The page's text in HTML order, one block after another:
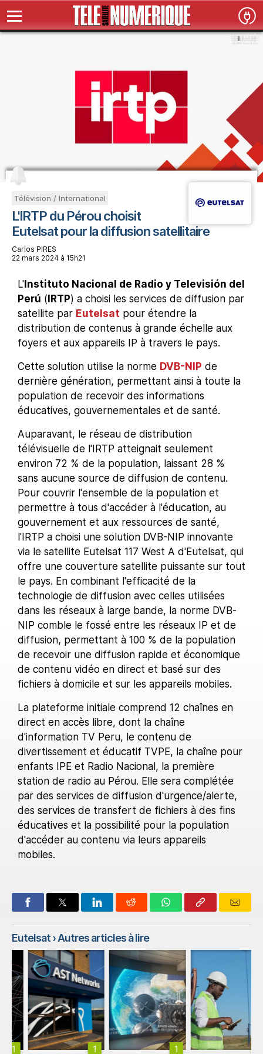
Télévision / International
L'IRTP du Pérou choisit
Eutelsat pour la diffusion satellitaire
Carlos PIRES
22 mars 2024 à 15h21
L' Instituto Nacional de Radio y Televisión del
Perú ( IRTP) a choisi les services de diffusion par
satellite par Eutelsat pour étendre la
distribution de contenus à grande échelle aux
foyers et aux appareils IP à travers le pays.
Cette solution utilise la norme DVB-NIP de
dernière génération, permettant ainsi à toute la
population de recevoir des informations
éducatives, gouvernementales et de santé.
Auparavant, le réseau de distribution
télévisuelle de l'IRTP atteignait seulement
environ 72 % de la population, laissant 28 %
sans aucune source de diffusion de contenu.
Pour couvrir l'ensemble de la population et
permettre à tous d'accéder à l'éducation, au
gouvernement et aux ressources de santé,
l'IRTP a choisi une solution DVB-NIP innovante
via le satellite Eutelsat 117 West A d'Eutelsat, qui
offre une couverture satellite puissante sur tout
le pays. En combinant l'efficacité de la
technologie de diffusion avec celles utilisées
dans les réseaux à large bande, la norme DVB-
NIP comble le fossé entre les réseaux IP et de
diffusion, permettant à 100 % de la population
de recevoir une diffusion rapide et économique
de contenu vidéo en direct et basé sur des
fichiers à domicile et sur les appareils mobiles.
La plateforme initiale comprend 12 chaînes en
direct en accès libre, dont la chaîne
d'information TV Peru, le contenu de
divertissement et éducatif TVPE, la chaîne pour
enfants IPE et Radio Nacional, la première
station de radio au Pérou. Elle sera complétée
par des services de diffusion d'urgence/alerte,
des services de transfert de fichiers à des fins
éducatives et la possibilité pour la population
d'accéder au contenu via leurs appareils
mobiles.
Eutelsat› Autres articles à lire
1 1 1